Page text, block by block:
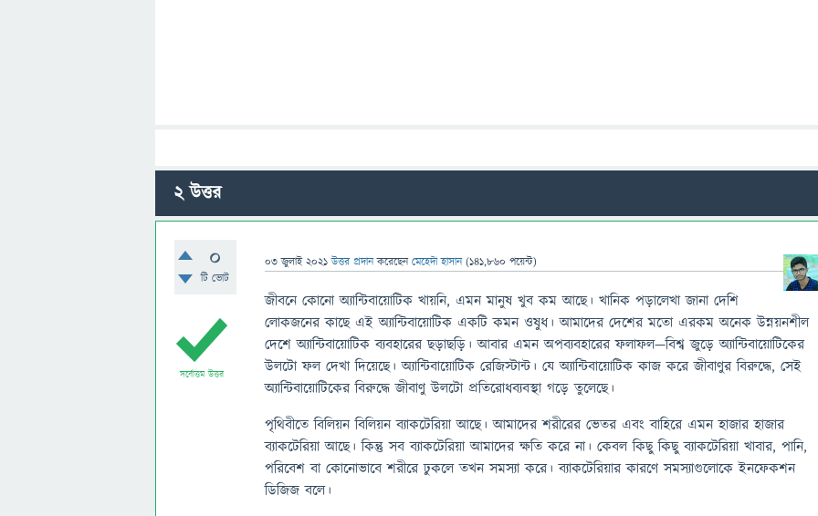
2উত্তর
0
টি ভোট
03 জুলাই 2021 উত্তর প্রদান করেছেনমেহেদী হাসান (141,860 পয়েন্ট)
সর্বোত্তম উত্তর
জীবনে কোনো অ্যান্টিবায়োটিক খায়নি, এমন মানুষ খুব কম আছে। খানিক পড়ালেখা জানা দেশি
লোকজনের কাছে এই অ্যান্টিবায়োটিক একটি কমন ওষুধ। আমাদের দেশের মতো এরকম অনেক উন্নয়নশীল
দেশে অ্যান্টিবায়োটিক ব্যবহারের ছড়াছড়ি। আবার এমন অপব্যবহারের ফলাফল—বিশ্ব জুড়ে অ্যান্টিবায়োটিকের
উলটো ফল দেখা দিয়েছে। অ্যান্টিবায়োটিক রেজিস্টান্ট। যে অ্যান্টিবায়োটিক কাজ করে জীবাণুর বিরুদ্ধে, সেই
অ্যান্টিবায়োটিকের বিরুদ্ধে জীবাণু উলটো প্রতিরোধব্যবস্থা গড়ে তুলেছে।
পৃথিবীতে বিলিয়ন বিলিয়ন ব্যাকটেরিয়া আছে। আমাদের শরীরের ভেতর এবং বাহিরে এমন হাজার হাজার
ব্যাকটেরিয়া আছে। কিন্তু সব ব্যাকটেরিয়া আমাদের ক্ষতি করে না। কেবল কিছু কিছু ব্যাকটেরিয়া খাবার, পানি,
পরিবেশ বা কোনোভাবে শরীরে ঢুকলে তখন সমস্যা করে। ব্যাকটেরিয়ার কারণে সমস্যাগুলোকে ইনফেকশন
ডিজিজ বলে।